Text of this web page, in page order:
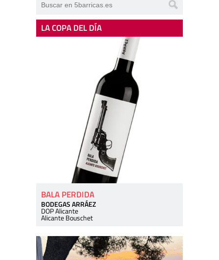
LA COPA DEL DÍA
BALA PERDIDA
BODEGAS ARRÁEZ
DOP Alicante
Alicante Bouschet